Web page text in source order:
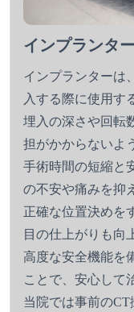
インプランター
インプランターは
入する際に使用す
埋入の深さや回転
担がかからないよ
手術時間の短縮と
の不安や痛みを抑
正確な位置決めを
目の仕上がりも向
高度な安全機能を
ことで、安心して
当院では事前の